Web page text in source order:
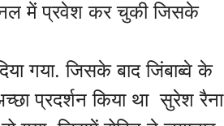
में प्रवेश कर चुकी जिसके
गया. जिसके बाद जिंबाब्वे के
प्रदर्शन किया था सुरेश रैना